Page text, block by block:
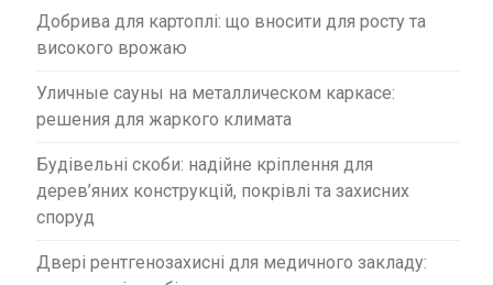
Добрива для картоплі: що вносити для росту та
високого врожаю
Уличные сауны на металлическом каркасе:
решения для жаркого климата
Будівельні скоби: надійне кріплення для
дерев’яних конструкцій, покрівлі та захисних
споруд
Двері рентгенозахисні для медичного закладу: